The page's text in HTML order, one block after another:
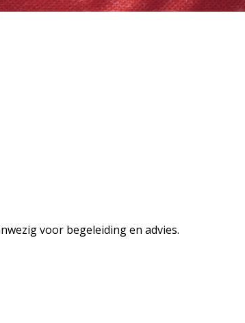
voor begeleiding en advies.